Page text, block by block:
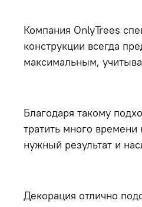
Компания OnlyTrees
конструкции всегда
максимальным,
Благодаря такому
тратить много
нужный результат и
Декорация отлично